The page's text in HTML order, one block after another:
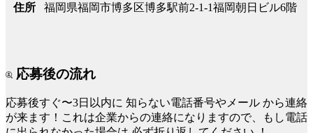
住所 福岡県福岡市博多区博多駅前2-1-1福岡朝日ビル6階
応募後の流れ
応募後すぐ〜3日以内に 知らない電話番号やメール から連絡
が来ます！これは企業からの連絡になりますので、もし電話